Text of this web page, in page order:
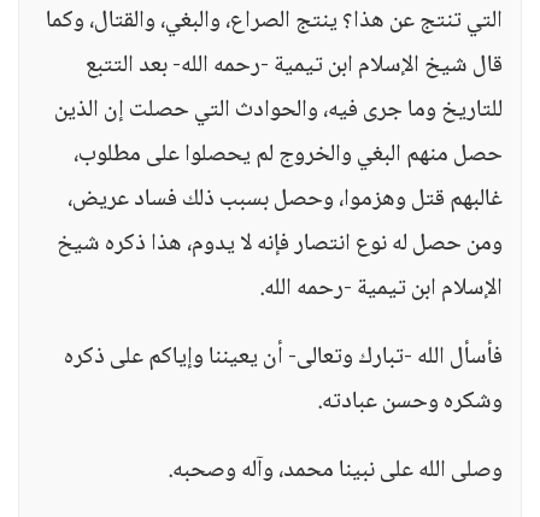
التي تنتج عن هذا؟ ينتج الصراع، والبغي، والقتال، وكما
قال شيخ الإسلام ابن تيمية -رحمه الله- بعد التتبع
للتاريخ وما جرى فيه، والحوادث التي حصلت إن الذين
حصل منهم البغي والخروج لم يحصلوا على مطلوب،
غالبهم قتل وهزموا، وحصل بسبب ذلك فساد عريض،
ومن حصل له نوع انتصار فإنه لا يدوم، هذا ذكره شيخ
الإسلام ابن تيمية -رحمه الله.
فأسأل الله -تبارك وتعالى- أن يعيننا وإياكم على ذكره
وشكره وحسن عبادته.
وصلى الله على نبينا محمد، وآله وصحبه.